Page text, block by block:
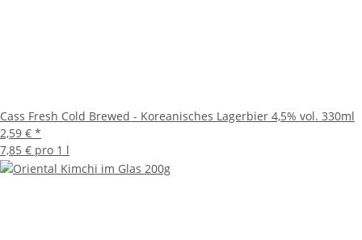
Cass Fresh Cold Brewed - Koreanisches Lagerbier 4,5% vol. 330ml
2,59 € *
7,85 € pro 1 l